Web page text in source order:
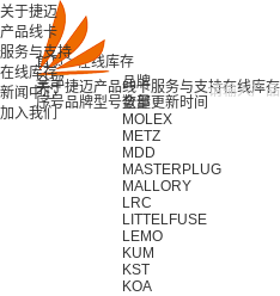
关于捷迈产品线卡服务与支持在线库存
关于捷迈
产品线卡
服务与支持
在线库存
新闻中心
加入我们
首页 >在线库存
全部
品牌
全部
MOLEX
METZ
MDD
MASTERPLUG
MALLORY
LRC
LITTELFUSE
LEMO
KUM
KST
KOA
序号品牌型号数量更新时间